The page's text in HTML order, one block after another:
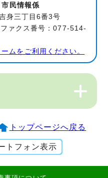
民情報係
身三丁目6番3号
ァクス番号：077-514-
ムをご利用ください。
トップページへ戻る
トフォン表示